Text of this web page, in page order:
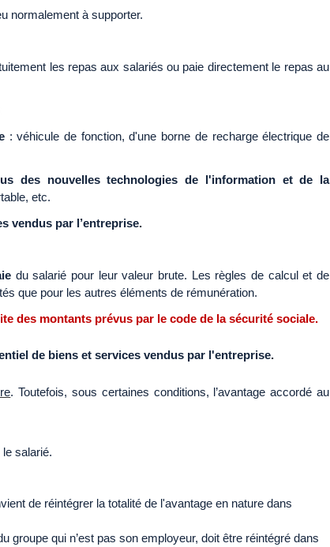
normalement à supporter.
les repas aux salariés ou paie directement le repas au
: véhicule de fonction, d'une borne de recharge électrique de
des nouvelles technologies de l'information et de la
etc.
vendus par l’entreprise.
du salarié pour leur valeur brute. Les règles de calcul et de
que pour les autres éléments de rémunération.
des montants prévus par le code de la sécurité sociale.
de biens et services vendus par l'entreprise.
. Toutefois, sous certaines conditions, l’avantage accordé au
salarié.
de réintégrer la totalité de l'avantage en nature dans
groupe qui n’est pas son employeur, doit être réintégré dans